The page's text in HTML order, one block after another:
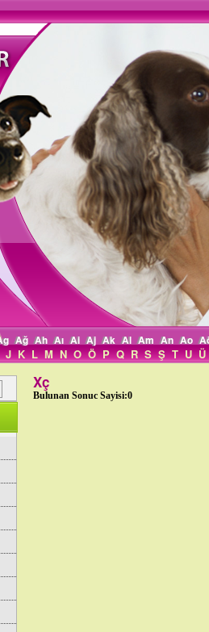
Ağ Ah Aı Ai Aj Ak Al Am An Ao
J K L M N O Ö P Q R S Ş T U Ü
Xç
Bulunan Sonuc Sayisi:0